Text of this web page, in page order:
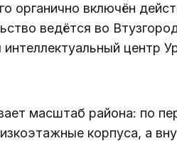
органично включён
ведётся во
центр
масштаб района: по
корпуса, а